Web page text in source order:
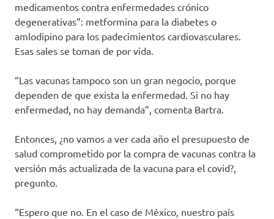
medicamentos contra enfermedades crónico
degenerativas”: metformina para la diabetes o
amlodipino para los padecimientos cardiovasculares.
Esas sales se toman de por vida.
“Las vacunas tampoco son un gran negocio, porque
dependen de que exista la enfermedad. Si no hay
enfermedad, no hay demanda”, comenta Bartra.
Entonces, ¿no vamos a ver cada año el presupuesto de
salud comprometido por la compra de vacunas contra la
versión más actualizada de la vacuna para el covid?,
pregunto.
“Espero que no. En el caso de México, nuestro país